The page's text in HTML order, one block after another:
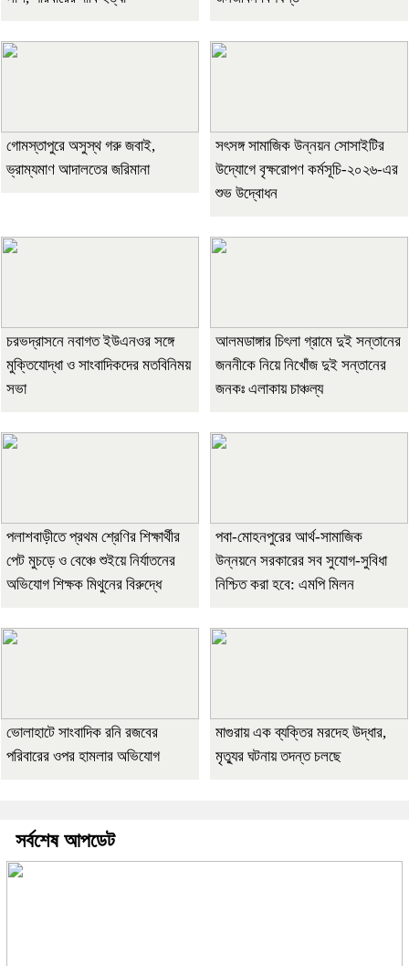
গোমস্তাপুরে অসুস্থ গরু জবাই,
ভ্রাম্যমাণ আদালতের জরিমানা
সৎসঙ্গ সামাজিক উন্নয়ন সোসাইটির
উদ্যোগে বৃক্ষরোপণ কর্মসূচি-২০২৬-এর
শুভ উদ্বোধন
চরভদ্রাসনে নবাগত ইউএনওর সঙ্গে
মুক্তিযোদ্ধা ও সাংবাদিকদের মতবিনিময়
সভা
আলমডাঙ্গার চিৎলা গ্রামে দুই সন্তানের
জননীকে নিয়ে নিখোঁজ দুই সন্তানের
জনকঃ এলাকায় চাঞ্চল্য
পলাশবাড়ীতে প্রথম শ্রেণির শিক্ষার্থীর
পেট মুচড়ে ও বেঞ্চে শুইয়ে নির্যাতনের
অভিযোগ শিক্ষক মিথুনের বিরুদ্ধে
পবা-মোহনপুরের আর্থ-সামাজিক
উন্নয়নে সরকারের সব সুযোগ-সুবিধা
নিশ্চিত করা হবে: এমপি মিলন
ভোলাহাটে সাংবাদিক রনি রজবের
পরিবারের ওপর হামলার অভিযোগ
মাগুরায় এক ব্যক্তির মরদেহ উদ্ধার,
মৃত্যুর ঘটনায় তদন্ত চলছে
সর্বশেষ আপডেট